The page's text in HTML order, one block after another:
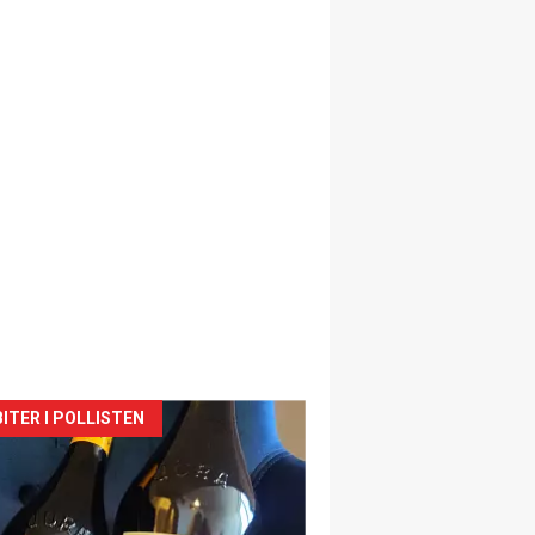
I POLLISTEN